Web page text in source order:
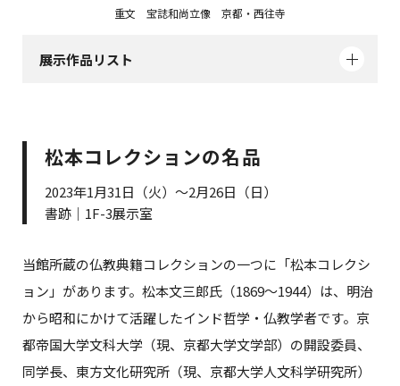
重文 宝誌和尚立像 京都・西往寺
展示作品リスト
松本コレクションの名品
2023年1月31日（火）～2月26日（日）
書跡｜1F-3展示室
当館所蔵の仏教典籍コレクションの一つに「松本コレクシ
ョン」があります。松本文三郎氏（1869～1944）は、明治
から昭和にかけて活躍したインド哲学・仏教学者です。京
都帝国大学文科大学（現、京都大学文学部）の開設委員、
同学長、東方文化研究所（現、京都大学人文科学研究所）